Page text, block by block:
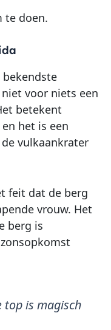
te doen.
voor niets een
betekent
het is een
vulkaankrater
feit dat de berg
vrouw. Het
berg is
top is magisch